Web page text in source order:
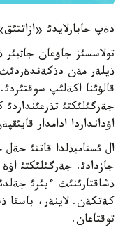
دةپ حابارلايدئ
تولاسسئز جاؤعان جاثبئر
ذيلةر مةن
قالؤئنا اكةلئپ
جةرگئلئكتئ
اؤدانداردا ادامدار
ال ئستامبذلدا قاتتئ جةل
جازدادئ. جةرگئلئكتئ
ذشاقتارئنئث ءبئرئ
كةتكةن. لاينةر، باسقا
توقتاعان.